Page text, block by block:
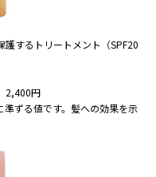
するトリートメント（SPF20
2,400円
ずる値です。髪への効果を示